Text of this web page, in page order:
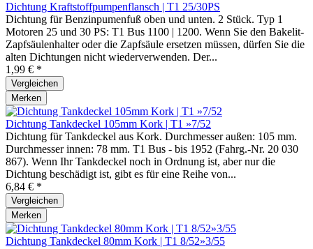
Dichtung Kraftstoffpumpenflansch | T1 25/30PS
Dichtung für Benzinpumenfuß oben und unten. 2 Stück. Typ 1
Motoren 25 und 30 PS: T1 Bus 1100 | 1200. Wenn Sie den Bakelit-
Zapfsäulenhalter oder die Zapfsäule ersetzen müssen, dürfen Sie die
alten Dichtungen nicht wiederverwenden. Der...
1,99 € *
Vergleichen
Merken
Dichtung Tankdeckel 105mm Kork | T1 »7/52
Dichtung für Tankdeckel aus Kork. Durchmesser außen: 105 mm.
Durchmesser innen: 78 mm. T1 Bus - bis 1952 (Fahrg.-Nr. 20 030
867). Wenn Ihr Tankdeckel noch in Ordnung ist, aber nur die
Dichtung beschädigt ist, gibt es für eine Reihe von...
6,84 € *
Vergleichen
Merken
Dichtung Tankdeckel 80mm Kork | T1 8/52»3/55